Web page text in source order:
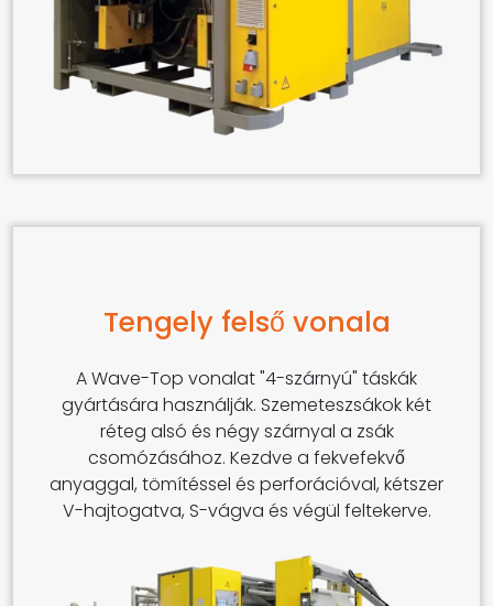
Tengely felső vonala
A Wave-Top vonalat "4-szárnyú" táskák
gyártására használják. Szemeteszsákok két
réteg alsó és négy szárnyal a zsák
csomózásához. Kezdve a fekvefekvő
anyaggal, tömítéssel és perforációval, kétszer
V-hajtogatva, S-vágva és végül feltekerve.